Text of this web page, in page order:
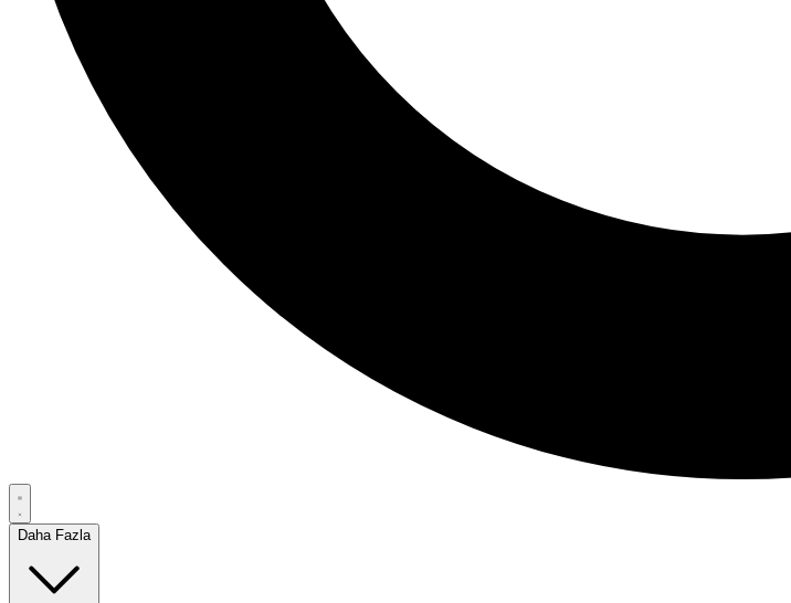
Daha Fazla